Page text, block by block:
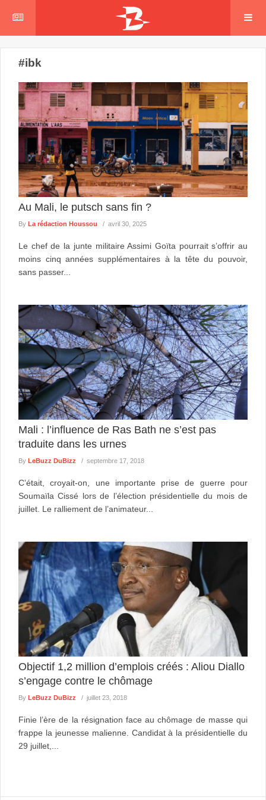
#ibk
Au Mali, le putsch sans fin ?
By La rédaction Houssou avril 30, 2025
Le chef de la junte militaire Assimi Goïta pourrait s’offrir au
moins cinq années supplémentaires à la tête du pouvoir,
sans passer...
Mali : l’influence de Ras Bath ne s’est pas
traduite dans les urnes
By LeBuzz DuBizz septembre 17, 2018
C’était, croyait-on, une importante prise de guerre pour
Soumaïla Cissé lors de l’élection présidentielle du mois de
juillet. Le ralliement de l’animateur...
Objectif 1,2 million d’emplois créés : Aliou Diallo
s’engage contre le chômage
By LeBuzz DuBizz juillet 23, 2018
Finie l’ère de la résignation face au chômage de masse qui
frappe la jeunesse malienne. Candidat à la présidentielle du
29 juillet,...